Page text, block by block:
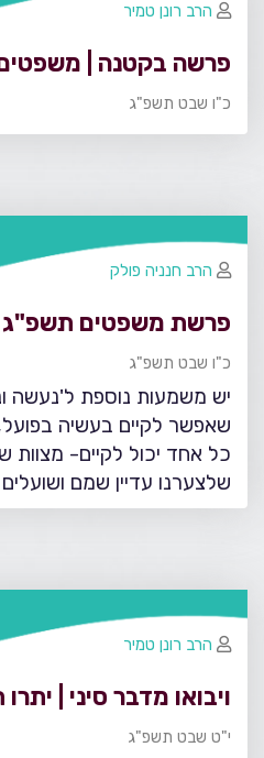
פרשה בקטנה |
כ"ו שבט תשפ"ג
הרב רונן טמיר
פרשת משפטים תשפ"ג |
כ"ו שבט תשפ"ג
יש משמעות נוספת ל'נעשה
שאפשר לקיים בעשיה
כל אחד יכול לקיים- מצוות
שלצערנו עדיין שמם
הרב חנניה פולק
ויבואו מדבר סיני |
י"ט שבט תשפ"ג
הרב רונן טמיר